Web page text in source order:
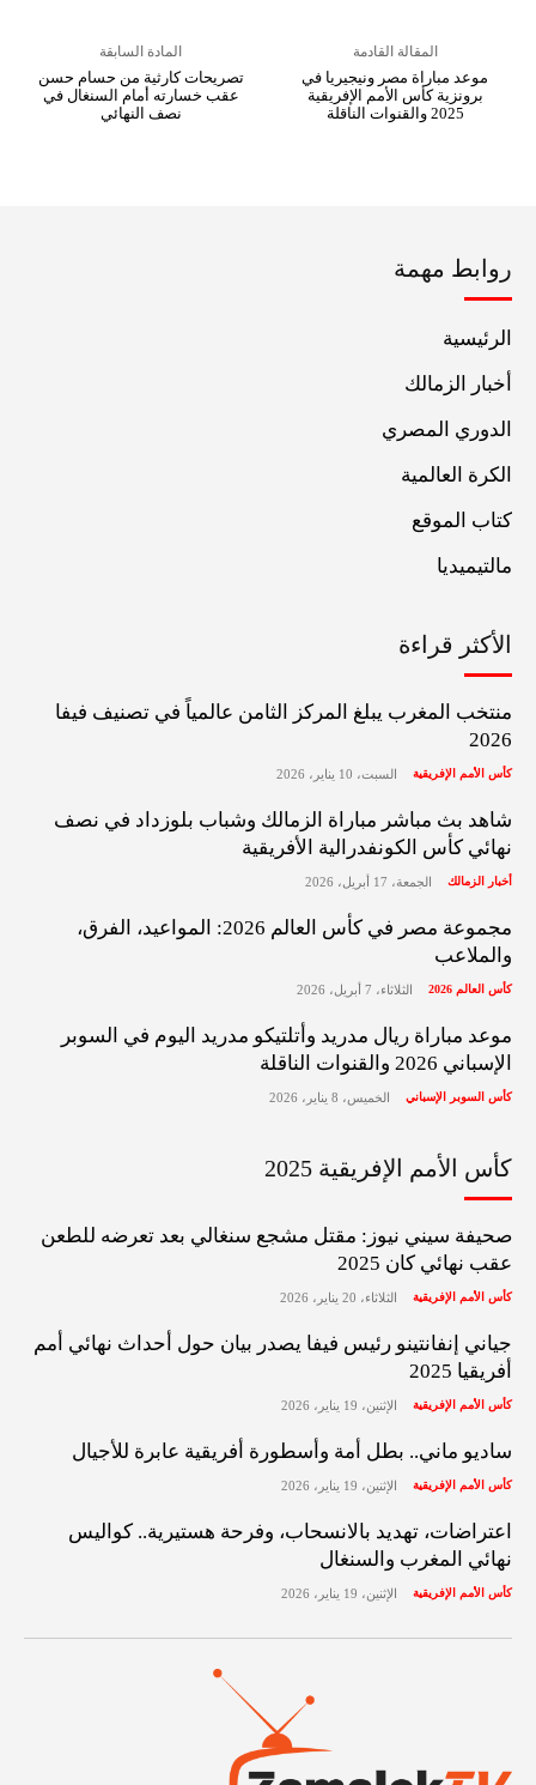
المادة السابقة
تصريحات كارثية من حسام حسن
عقب خسارته أمام السنغال في
نصف النهائي
المقالة القادمة
موعد مباراة مصر ونيجيريا في
برونزية كأس الأمم الإفريقية
2025 والقنوات الناقلة
روابط مهمة
الرئيسية
أخبار الزمالك
الدوري المصري
الكرة العالمية
كتاب الموقع
مالتيميديا
الأكثر قراءة
منتخب المغرب يبلغ المركز الثامن عالمياً في تصنيف فيفا
2026
كأس الأمم الإفريقية السبت، 10 يناير، 2026
شاهد بث مباشر مباراة الزمالك وشباب بلوزداد في نصف
نهائي كأس الكونفدرالية الأفريقية
أخبار الزمالك الجمعة، 17 أبريل، 2026
مجموعة مصر في كأس العالم 2026: المواعيد، الفرق،
والملاعب
كأس العالم 2026 الثلاثاء، 7 أبريل، 2026
موعد مباراة ريال مدريد وأتلتيكو مدريد اليوم في السوبر
الإسباني 2026 والقنوات الناقلة
كأس السوبر الإسباني الخميس، 8 يناير، 2026
كأس الأمم الإفريقية 2025
صحيفة سيني نيوز: مقتل مشجع سنغالي بعد تعرضه للطعن
عقب نهائي كان 2025
كأس الأمم الإفريقية الثلاثاء، 20 يناير، 2026
جياني إنفانتينو رئيس فيفا يصدر بيان حول أحداث نهائي أمم
أفريقيا 2025
كأس الأمم الإفريقية الإثنين، 19 يناير، 2026
ساديو ماني.. بطل أمة وأسطورة أفريقية عابرة للأجيال
كأس الأمم الإفريقية الإثنين، 19 يناير، 2026
اعتراضات، تهديد بالانسحاب، وفرحة هستيرية.. كواليس
نهائي المغرب والسنغال
كأس الأمم الإفريقية الإثنين، 19 يناير، 2026